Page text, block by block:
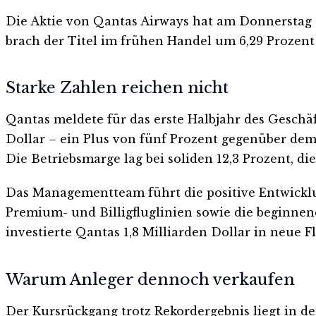
Die Aktie von Qantas Airways hat am
brach der Titel im frühen Handel um 6,29
Starke Zahlen reichen nicht
Qantas meldete für das erste Halbjahr des
Dollar – ein Plus von fünf Prozent gegenüber
Die Betriebsmarge lag bei soliden 12,3 Prozent,
Das Managementteam führt die positive
Premium- und Billigfluglinien sowie die
investierte Qantas 1,8 Milliarden Dollar in neue
Warum Anleger dennoch verkaufen
Der Kursrückgang trotz Rekordergebnis liegt in